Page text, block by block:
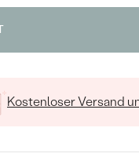
Kostenloser Versand